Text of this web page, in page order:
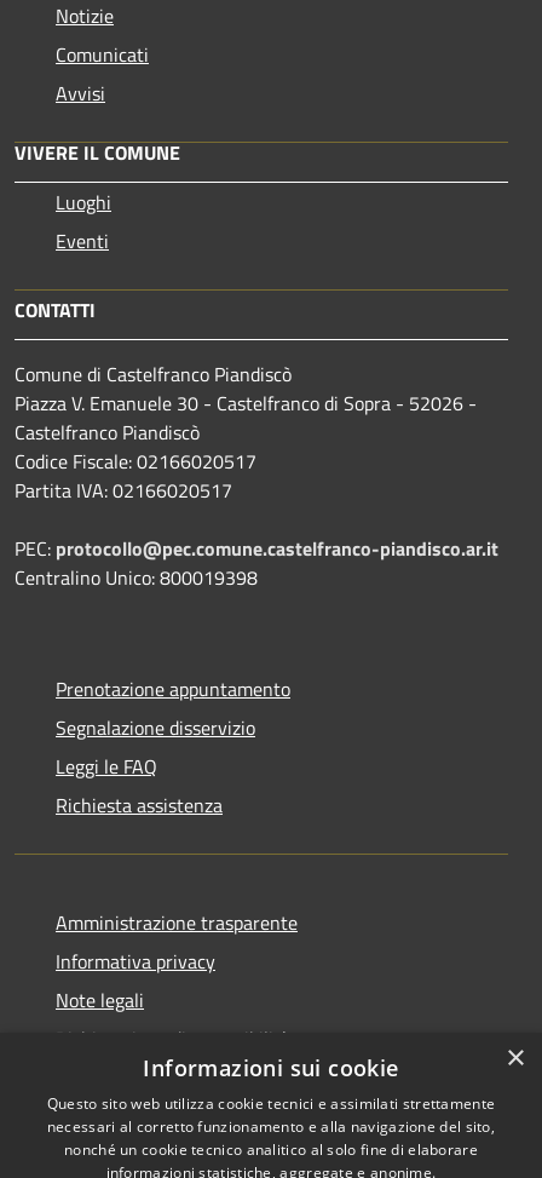
Notizie
Comunicati
Avvisi
VIVERE IL COMUNE
Luoghi
Eventi
CONTATTI
Comune di Castelfranco Piandiscò
Piazza V. Emanuele 30 - Castelfranco di Sopra - 52026 -
Castelfranco Piandiscò
Codice Fiscale: 02166020517
Partita IVA: 02166020517
PEC: protocollo@pec.comune.castelfranco-piandisco.ar.it
Centralino Unico: 800019398
Prenotazione appuntamento
Segnalazione disservizio
Leggi le FAQ
Richiesta assistenza
Amministrazione trasparente
Informativa privacy
Note legali
Dichiarazione di accessibilità
Copyright © 2025 •
×
Informazioni sui cookie
Questo sito web utilizza cookie tecnici e assimilati strettamente
necessari al corretto funzionamento e alla navigazione del sito,
nonché un cookie tecnico analitico al solo fine di elaborare
informazioni statistiche, aggregate e anonime.